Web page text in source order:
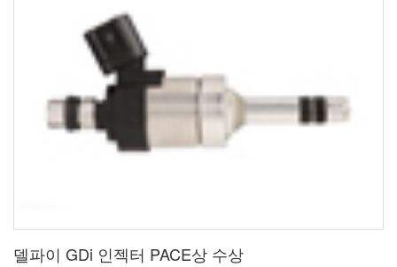
델파이 GDi 인젝터 PACE상 수상